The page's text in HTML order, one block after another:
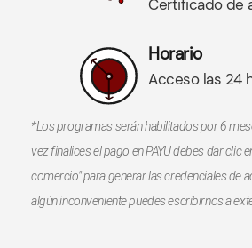
Certificado de
Horario
Acceso las 24
*Los programas serán habilitados por 6
vez finalices el pago en PAYU debes dar clic
comercio" para generar las credenciales de
algún inconveniente puedes escribirnos a